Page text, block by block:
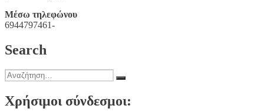
Μέσω τηλεφώνου
6944797461-
Search
Αναζήτηση
για:
Αναζήτηση
Χρήσιμοι σύνδεσμοι: